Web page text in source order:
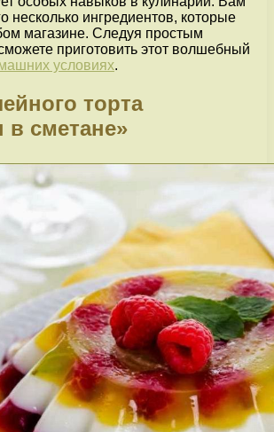
несколько ингредиентов, которые
магазине. Следуя простым
приготовить этот волшебный
условиях.
торта
сметане»